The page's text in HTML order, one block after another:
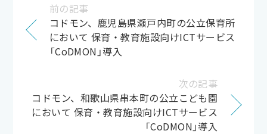
前の記事
コドモン、鹿児島県瀬戸内町の公立保育所
において 保育・教育施設向けICTサービス
「CoDMON」導入
次の記事
コドモン、和歌山県串本町の公立こども園
において 保育・教育施設向けICTサービス
「CoDMON」導入